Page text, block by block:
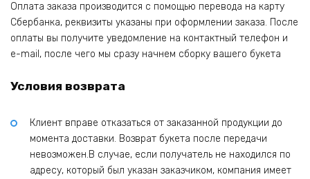
Оплата заказа производится с помощью перевода на карту
Сбербанка, реквизиты указаны при оформлении заказа. После
оплаты вы получите уведомление на контактный телефон и
e-mail, после чего мы сразу начнем сборку вашего букета
Условия возврата
Клиент вправе отказаться от заказанной продукции до
момента доставки. Возврат букета после передачи
невозможен.В случае, если получатель не находился по
адресу, который был указан заказчиком, компания имеет